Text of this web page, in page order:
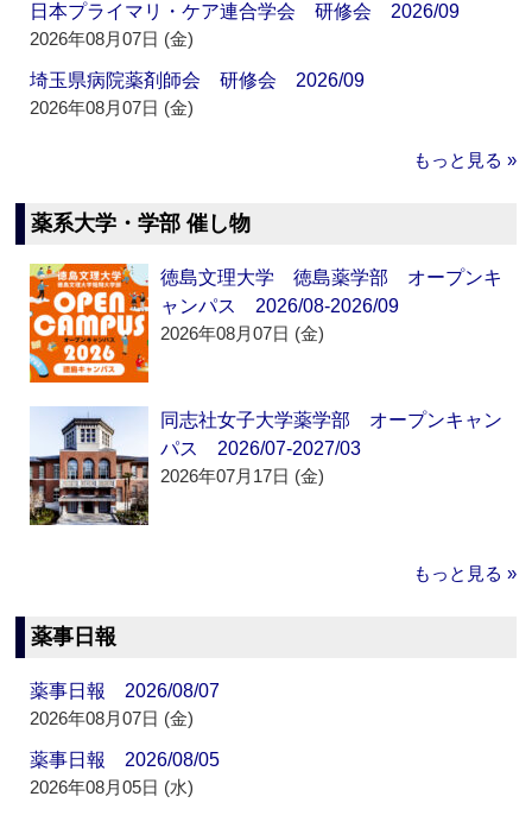
日本プライマリ・ケア連合学会 研修会 2026/09
2026年08月07日 (金)
埼玉県病院薬剤師会 研修会 2026/09
2026年08月07日 (金)
もっと見る »
薬系大学・学部 催し物
徳島文理大学 徳島薬学部 オープンキ
ャンパス 2026/08-2026/09
2026年08月07日 (金)
同志社女子大学薬学部 オープンキャン
パス 2026/07-2027/03
2026年07月17日 (金)
もっと見る »
薬事日報
薬事日報 2026/08/07
2026年08月07日 (金)
薬事日報 2026/08/05
2026年08月05日 (水)